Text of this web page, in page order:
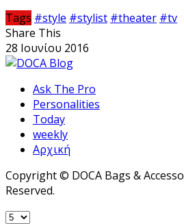
Tags #style #stylist #theater #tv
Share This
28 Ιουνίου 2016
Ask The Pro
Personalities
Today
weekly
Αρχική
Copyright © DOCA Bags &
Reserved.